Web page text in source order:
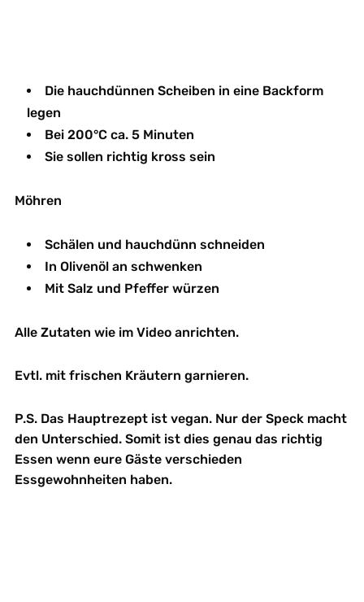
Die hauchdünnen Scheiben in eine Backform
legen
Bei 200°C ca. 5 Minuten
Sie sollen richtig kross sein
Möhren
Schälen und hauchdünn schneiden
In Olivenöl an schwenken
Mit Salz und Pfeffer würzen
Alle Zutaten wie im Video anrichten.
Evtl. mit frischen Kräutern garnieren.
P.S. Das Hauptrezept ist vegan. Nur der Speck macht
den Unterschied. Somit ist dies genau das richtig
Essen wenn eure Gäste verschieden
Essgewohnheiten haben.